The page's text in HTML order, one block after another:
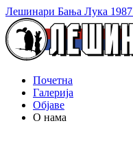
Лешинари Бања Лука 1987
Почетна
Галерија
Објаве
О нама